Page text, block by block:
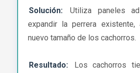
Solución:
Utiliza paneles
expandir la perrera existente,
nuevo tamaño de los cachorros.
Resultado:
Los cachorros